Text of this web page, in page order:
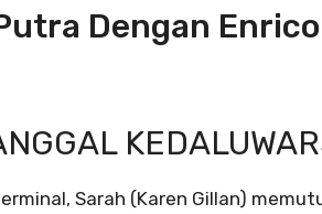
Dengan
Sarah (Karen Gillan)